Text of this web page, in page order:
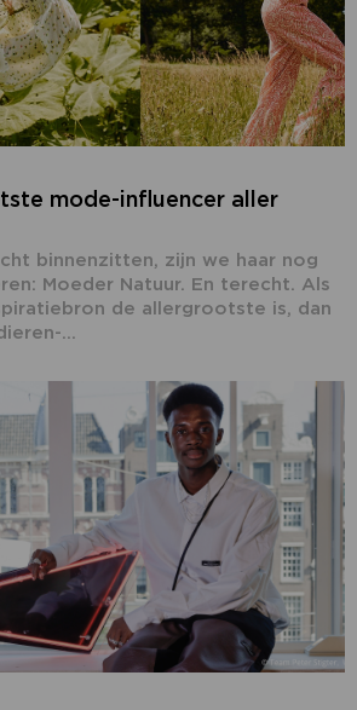
mode-influencer aller
binnenzitten, zijn we haar nog
Moeder Natuur. En terecht. Als
de allergrootste is, dan
...